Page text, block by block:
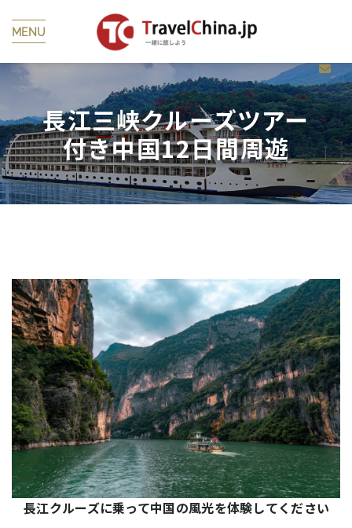
MENU
長江三峡クルーズツアー
付き中国12日間周遊
長江クルーズに乗って中国の風光を体験してください